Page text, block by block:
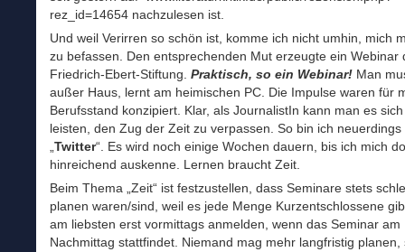
rez_id=14654 nachzulesen ist.
Und weil Verirren so schön ist, komme ich nicht umhin, mich
zu befassen. Den entsprechenden Mut erzeugte ein Webinar
Friedrich-Ebert-Stiftung. Praktisch, so ein Webinar! Man
außer Haus, lernt am heimischen PC. Die Impulse waren für
Berufsstand konzipiert. Klar, als JournalistIn kann man es
leisten, den Zug der Zeit zu verpassen. So bin ich neuerdings
Twitter“. Es wird noch einige Wochen dauern, bis ich mich
hinreichend auskenne. Lernen braucht Zeit.
Beim Thema „Zeit“ ist festzustellen, dass Seminare stets
planen waren/sind, weil es jede Menge Kurzentschlossene
am liebsten erst vormittags anmelden, wenn das Seminar am
Nachmittag stattfindet. Niemand mag mehr langfristig planen,